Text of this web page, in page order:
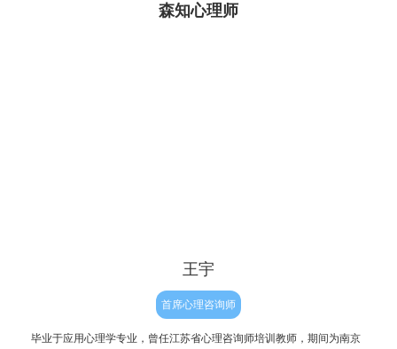
了与真实自我的持久的矛盾，陷入“自我战争”的深渊，并与
其实，从我们生命最初往往最为真实与自然，但后来由于
森知心理师
王宇
首席心理咨询师
毕业于应用心理学专业，曾任江苏省心理咨询师培训教师，期间为南京